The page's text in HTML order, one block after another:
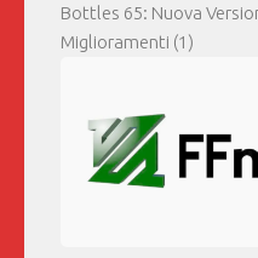
Bottles 65: Nuova
Miglioramenti (1)